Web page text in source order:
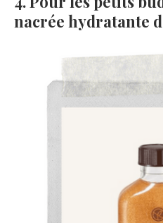
nacrée hydratante